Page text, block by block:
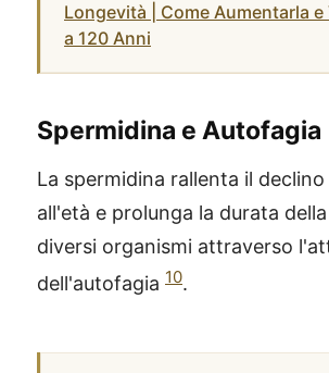
Longevità | Come Aumentarla e
a 120 Anni
Spermidina e Autofagia
La spermidina rallenta il
all'età e prolunga la durata
diversi organismi attraverso
dell'autofagia 10.